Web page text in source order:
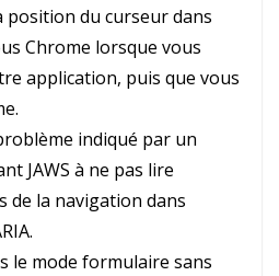
position du curseur dans
Chrome lorsque vous
application, puis que vous
indiqué par un
JAWS à ne pas lire
de la navigation dans
le mode formulaire sans